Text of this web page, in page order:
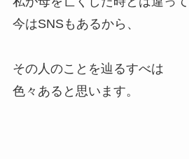
今はSNSもあるから、
その人のことを辿るすべは
色々あると思います。